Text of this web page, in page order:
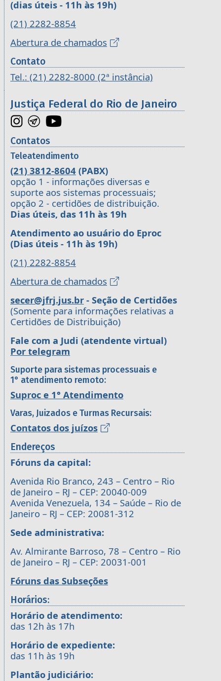
(dias úteis - 11h às 19h)
(21) 2282-8854
Abertura de chamados
Contato
Tel.: (21) 2282-8000 (2ª instância)
Justiça Federal do Rio de Janeiro
Contatos
Teleatendimento
(21) 3812-8604 (PABX)
opção 1 - informações diversas e
suporte aos sistemas processuais;
opção 2 - certidões de distribuição.
Dias úteis, das 11h às 19h
Atendimento ao usuário do Eproc
(Dias úteis - 11h às 19h)
(21) 2282-8854
Abertura de chamados
secer@jfrj.jus.br - Seção de Certidões
(Somente para informações relativas a
Certidões de Distribuição)
Fale com a Judi (atendente virtual)
Por telegram
Suporte para sistemas processuais e
1° atendimento remoto:
Suproc e 1° Atendimento
Varas, Juizados e Turmas Recursais:
Contatos dos juízos
Endereços
Fóruns da capital:
Avenida Rio Branco, 243 – Centro – Rio
de Janeiro – RJ – CEP: 20040-009
Avenida Venezuela, 134 – Saúde – Rio de
Janeiro – RJ – CEP: 20081-312
Sede administrativa:
Av. Almirante Barroso, 78 – Centro – Rio
de Janeiro – RJ – CEP: 20031-001
Fóruns das Subseções
Horários:
Horário de atendimento:
das 12h às 17h
Horário de expediente:
das 11h às 19h
Plantão judiciário: